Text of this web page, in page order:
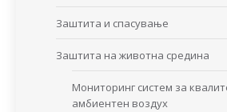
Заштита и спасување
Заштита на животна средина
Мониторинг систем за
амбиентен воздух